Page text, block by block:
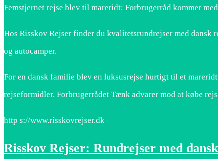
Femstjernet rejse blev til mareridt: Forbrugerråd kommer
Hos Risskov Rejser finder du kvalitetsrundrejser med
og autocamper.
For en dansk familie blev en luksusrejse hurtigt til et
rejseformidler. Forbrugerrådet Tænk advarer mod at købe
http s://www.risskovrejser.dk
Risskov Rejser: Rundrejser med